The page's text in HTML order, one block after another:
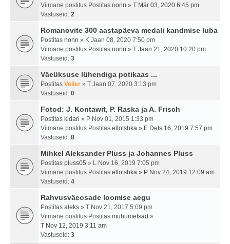
Viimane postitus Postitas nonn » T Mär 03, 2020 6:45 pm
Vastuseid: 2
Romanovite 300 aastapäeva medali kandmise luba
Postitas nonn » K Jaan 08, 2020 7:50 pm
Viimane postitus Postitas nonn » T Jaan 21, 2020 10:20 pm
Vastuseid: 3
Väeüksuse lühendiga potikaas ...
Postitas Veiler » T Jaan 07, 2020 3:13 pm
Vastuseid: 0
Fotod: J. Kontawit, P. Raska ja A. Frisch
Postitas kidari » P Nov 01, 2015 1:33 pm
Viimane postitus Postitas ellotshka » E Dets 16, 2019 7:57 pm
Vastuseid: 8
Mihkel Aleksander Pluss ja Johannes Pluss
Postitas pluss05 » L Nov 16, 2019 7:05 pm
Viimane postitus Postitas ellotshka » P Nov 24, 2019 12:09 am
Vastuseid: 4
Rahvusväeosade loomise aegu
Postitas aleks » T Nov 21, 2017 5:09 pm
Viimane postitus Postitas muhumetsad »
T Nov 12, 2019 3:11 am
Vastuseid: 3